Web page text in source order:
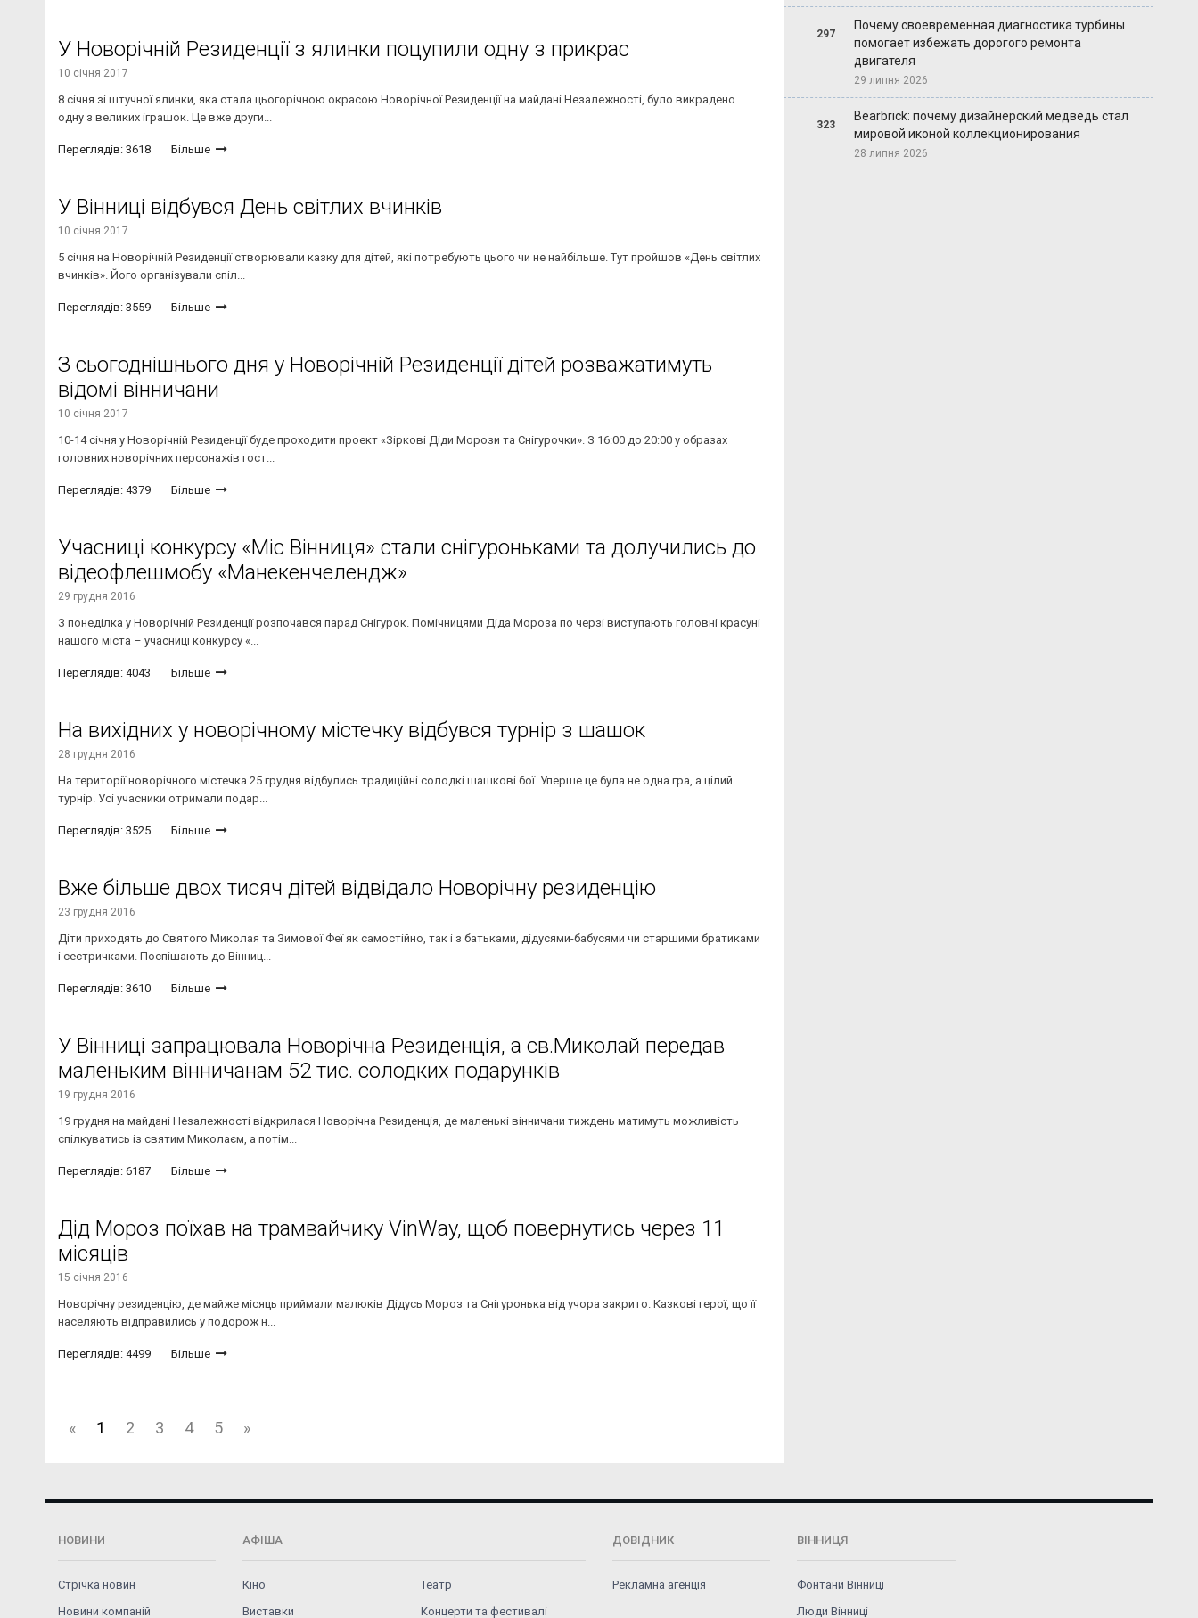
У Новорічній Резиденції з ялинки поцупили одну з прикрас
10 січня 2017
​8 січня зі штучної ялинки, яка стала цьогорічною окрасою Новорічної Резиденції на майдані Незалежності, було викрадено
одну з великих іграшок. Це вже други...
Переглядів: 3618 Більше
У Вінниці відбувся День світлих вчинків
10 січня 2017
5 січня на Новорічній Резиденції створювали казку для дітей, які потребують цього чи не найбільше. Тут пройшов «День світлих
вчинків». Його організували спіл...
Переглядів: 3559 Більше
З сьогоднішнього дня у Новорічній Резиденції дітей розважатимуть
відомі вінничани
10 січня 2017
10-14 січня у Новорічній Резиденції буде проходити проект «Зіркові Діди Морози та Снігурочки». З 16:00 до 20:00 у образах
головних новорічних персонажів гост...
Переглядів: 4379 Більше
Учасниці конкурсу «Міс Вінниця» стали снігуроньками та долучились до
відеофлешмобу «Манекенчелендж»
29 грудня 2016
З понеділка у Новорічній Резиденції розпочався парад Снігурок. Помічницями Діда Мороза по черзі виступають головні красуні
нашого міста – учасниці конкурсу «...
Переглядів: 4043 Більше
На вихідних у новорічному містечку відбувся турнір з шашок
28 грудня 2016
На території новорічного містечка 25 грудня відбулись традиційні солодкі шашкові бої. Уперше це була не одна гра, а цілий
турнір. Усі учасники отримали подар...
Переглядів: 3525 Більше
Вже більше двох тисяч дітей відвідало Новорічну резиденцію
23 грудня 2016
Діти приходять до Святого Миколая та Зимової Феї як самостійно, так і з батьками, дідусями-бабусями чи старшими братиками
і сестричками. Поспішають до Вінниц...
Переглядів: 3610 Більше
У Вінниці запрацювала Новорічна Резиденція, а св.Миколай передав
маленьким вінничанам 52 тис. солодких подарунків
19 грудня 2016
19 грудня на майдані Незалежності відкрилася Новорічна Резиденція, де маленькі вінничани тиждень матимуть можливість
спілкуватись із святим Миколаєм, а потім...
Переглядів: 6187 Більше
Дід Мороз поїхав на трамвайчику VinWay, щоб повернутись через 11
місяців
15 січня 2016
Новорічну резиденцію, де майже місяць приймали малюків Дідусь Мороз та Снігуронька від учора закрито. Казкові герої, що її
населяють відправились у подорож н...
Переглядів: 4499 Більше
« 1 2 3 4 5 »
297
Почему своевременная диагностика турбины
помогает избежать дорогого ремонта
двигателя
29 липня 2026
323
Bearbrick: почему дизайнерский медведь стал
мировой иконой коллекционирования
28 липня 2026
НОВИНИ
Стрічка новин
Новини компаній
АФІША
Кіно
Театр
Виставки
Концерти та фестивалі
ДОВІДНИК
Рекламна агенція
ВІННИЦЯ
Фонтани Вінниці
Люди Вінниці